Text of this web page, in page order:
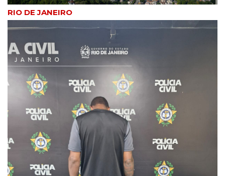
RIO DE JANEIRO